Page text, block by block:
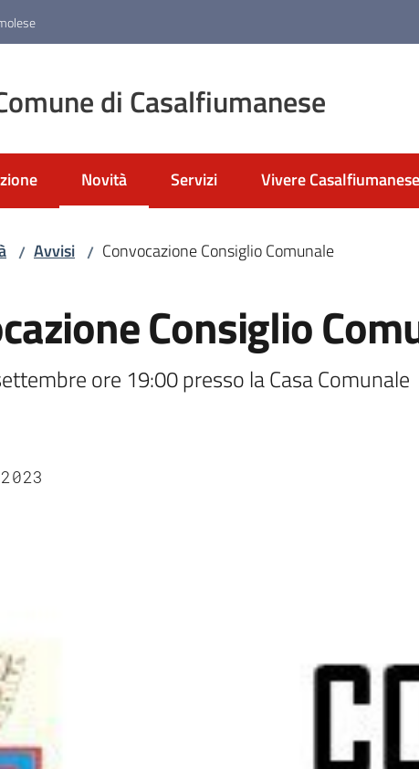
di Casalfiumanese
Novità
Menu selezionato
Servizi Vivere Casalfiumanese
/ Avvisi / Convocazione Consiglio Comunale
Consiglio
ore 19:00 presso la Casa Comunale